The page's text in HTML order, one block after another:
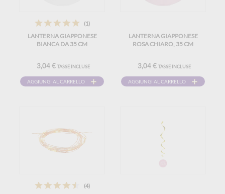
(1)
LANTERNA GIAPPONESE
BIANCA DA 35 CM
3,04 € TASSE INCLUSE
AGGIUNGI AL CARRELLO
LANTERNA GIAPPONESE
ROSA CHIARO, 35 CM
3,04 € TASSE INCLUSE
AGGIUNGI AL CARRELLO
(4)